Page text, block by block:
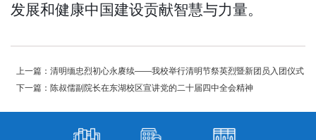
发展和健康中国建设贡献智慧与力量。
上一篇：清明缅忠烈初心永赓续——我校举行清明节祭英烈暨新团员入团仪式
下一篇：陈叔儒副院长在东湖校区宣讲党的二十届四中全会精神